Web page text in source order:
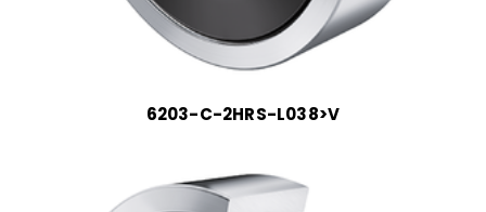
6203-C-2HRS-L038>V